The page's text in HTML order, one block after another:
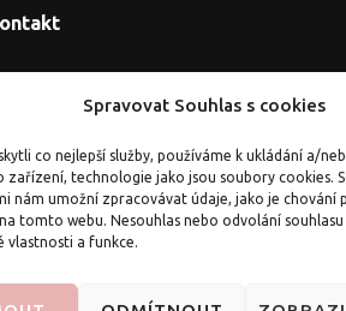
Spravovat Souhlas s cookies
co nejlepší služby, používáme k ukládání a/
zařízení, technologie jako jsou soubory cookies.
nám umožní zpracovávat údaje, jako je chování
tomto webu. Nesouhlas nebo odvolání
vlastnosti a funkce.
Úvod O cookies
|CZIN.eu